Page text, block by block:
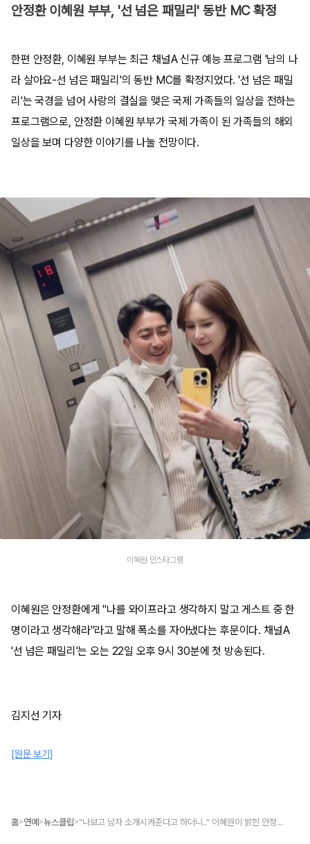
안정환 이혜원 부부, '선 넘은 패밀리' 동반 MC 확정
한편 안정환, 이혜원 부부는 최근 채널A 신규 예능 프로그램 '남의 나
라 살아요-선 넘은 패밀리'의 동반 MC를 확정지었다. '선 넘은 패밀
리'는 국경을 넘어 사랑의 결실을 맺은 국제 가족들의 일상을 전하는
프로그램으로, 안정환 이혜원 부부가 국제 가족이 된 가족들의 해외
일상을 보며 다양한 이야기를 나눌 전망이다.
이혜원 인스타그램
이혜원은 안정환에게 "나를 와이프라고 생각하지 말고 게스트 중 한
명이라고 생각해라"라고 말해 폭소를 자아냈다는 후문이다. 채널A
'선 넘은 패밀리'는 오는 22일 오후 9시 30분에 첫 방송된다.
김지선 기자
[원문 보기]
홈>연예 >뉴스클립> "나보고 남자 소개시켜준다고 하더니.." 이혜원이 밝힌 안정환 첫 만남 당시 상황